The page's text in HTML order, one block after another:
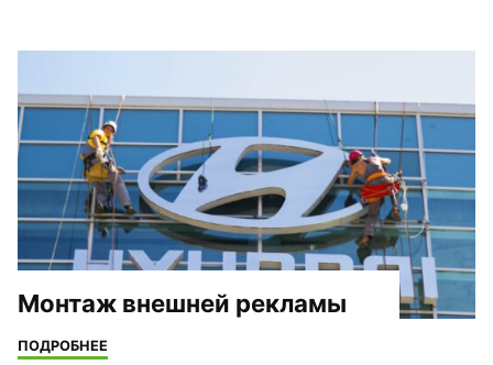
Монтаж внешней рекламы
ПОДРОБНЕЕ